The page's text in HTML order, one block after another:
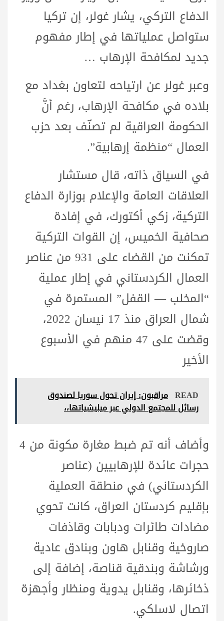
الدفاع التركي، يشار غولر، إن تركيا
ستواصل عملياتها في إطار مفهوم
جديد لمكافحة الإرهاب …
وعبر غولر عن ارتياحه لتعاون بغداد مع
بلاده في مكافحة الإرهاب، رغم أنَّ
الحكومة العراقية لم تصنّف بعد حزب
العمال “منظمة إرهابية”.
في السياق ذاته، قال مستشار
العلاقات العامة والإعلام بوزارة الدفاع
التركية، زكي أكتورك، في إفادة
صحافية الخميس، إن القوات التركية
تمكنت من القضاء على 931 من عناصر
العمال الكردستاني في إطار عملية
“المخلب — القفل” المستمرة في
شمال العراق منذ 17 نيسان 2022،
وقضت على 47 منهم في الأسبوع
الأخير
READ مراقبون: إيران تحول سوريا لصندوق
رسائل للمجتمع الدولي عبر ميليشياتها،،
وأضاف أنه تم ضبط مغارة مكونة من 4
حجرات عائدة للإرهابيين (عناصر
الكردستاني) في منطقة العملية
بإقليم كردستان العراق، كانت تحوي
مضادات طائرات ودبابات وقاذفات
صاروخية وقنابل هاون وبنادق عادية
ورشاشة وبندقية قناصة، إضافة إلى
ذخائرها، وقنابل يدوية ومنظار وأجهزة
اتصال لاسلكي.